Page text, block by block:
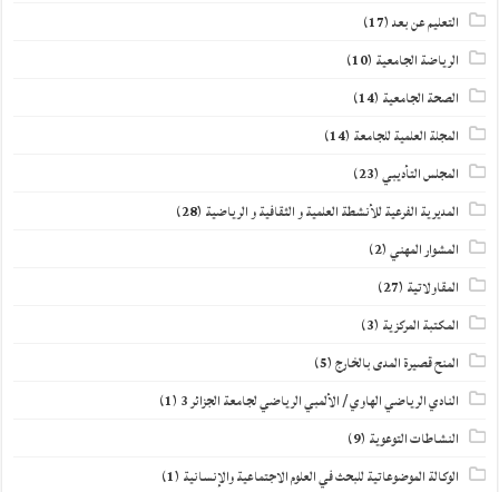
التعليم عن بعد(17)
الرياضة الجامعية (10)
الصحة الجامعية (14)
المجلة العلمية للجامعة (14)
المجلس التأديبي(23)
المديرية الفرعية للأنشطة العلمية و الثقافية و الرياضية (28)
المشوار المهني(2)
المقاولاتية (27)
المكتبة المركزية (3)
المنح قصيرة المدى بالخارج(5)
النادي الرياضي الهاوي / الألمبي الرياضي لجامعة الجزائر 3 (1)
النشاطات التوعوية (9)
الوكالة الموضوعاتية للبحث في العلوم الاجتماعية والإنسانية (1)